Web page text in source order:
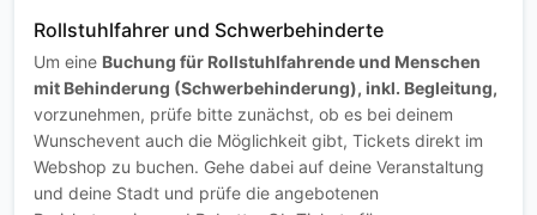
Rollstuhlfahrer und Schwerbehinderte
Um eine Buchung für Rollstuhlfahrende und Menschen
mit Behinderung (Schwerbehinderung), inkl. Begleitung,
vorzunehmen, prüfe bitte zunächst, ob es bei deinem
Wunschevent auch die Möglichkeit gibt, Tickets direkt im
Webshop zu buchen. Gehe dabei auf deine Veranstaltung
und deine Stadt und prüfe die angebotenen